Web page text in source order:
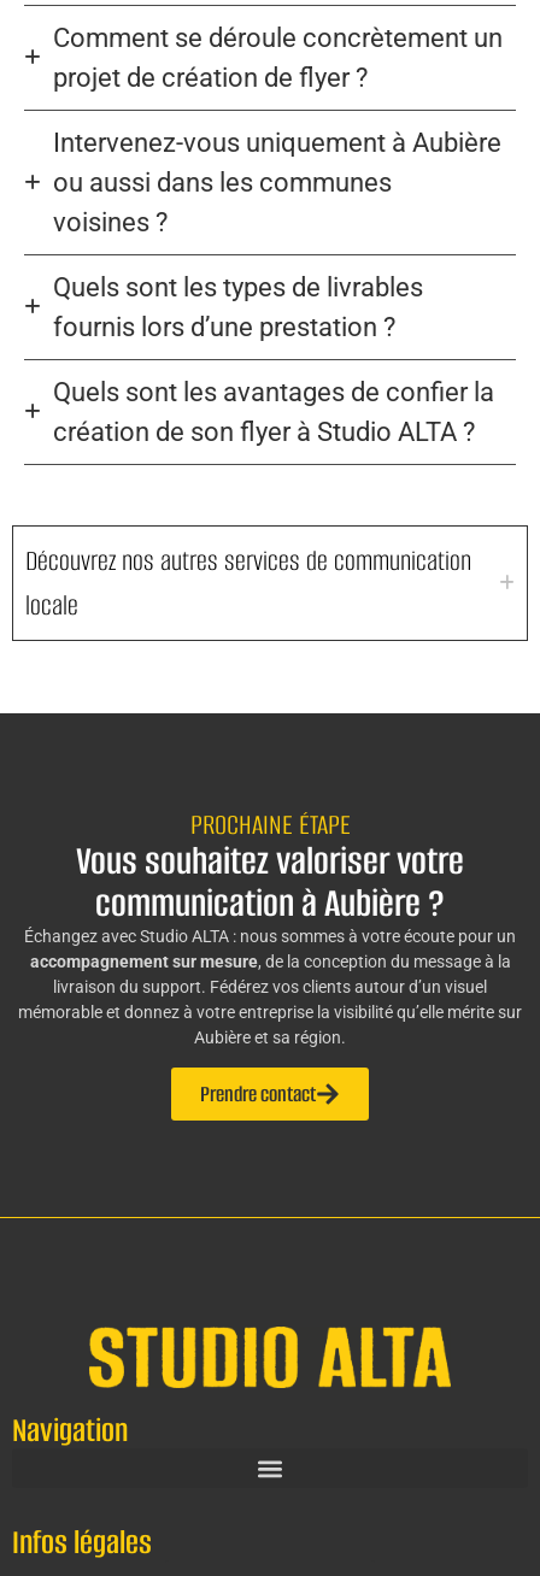
Comment se déroule concrètement un
projet de création de flyer ?
Intervenez-vous uniquement à Aubière
ou aussi dans les communes
voisines ?
Quels sont les types de livrables
fournis lors d’une prestation ?
Quels sont les avantages de confier la
création de son flyer à Studio ALTA ?
Découvrez nos autres services de communication
locale
PROCHAINE ÉTAPE
Vous souhaitez valoriser votre
communication à Aubière ?
Échangez avec Studio ALTA : nous sommes à votre écoute pour un
accompagnement sur mesure, de la conception du message à la
livraison du support. Fédérez vos clients autour d’un visuel
mémorable et donnez à votre entreprise la visibilité qu’elle mérite sur
Aubière et sa région.
Prendre contact
Navigation
Infos légales